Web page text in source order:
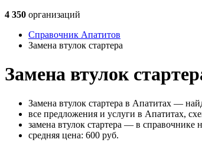
4 350 организаций
Справочник Апатитов
Замена втулок стартера
Замена втулок
Замена втулок стартера в Апатитах —
все предложения и услуги в Апатитах,
замена втулок стартера — в справочнике
cредняя цена: 600 руб.